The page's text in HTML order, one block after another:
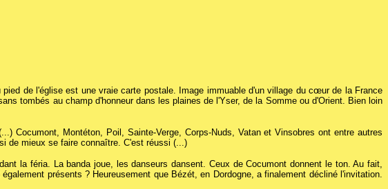
de l'église est une vraie carte postale. Image immuable d'un village du cœur de la France
tombés au champ d'honneur dans les plaines de l'Yser, de la Somme ou d'Orient. Bien loin
Cocumont, Montéton, Poil, Sainte-Verge, Corps-Nuds, Vatan et Vinsobres ont entre autres
de mieux se faire connaître. C'est réussi (...)
la féria. La banda joue, les danseurs dansent. Ceux de Cocumont donnent le ton. Au fait,
présents ? Heureusement que Bézét, en Dordogne, a finalement décliné l'invitation.